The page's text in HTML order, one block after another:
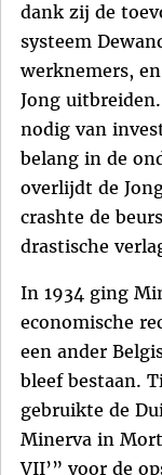
dank zij de
systeem
werknemers,
Jong
nodig van
belang in de
overlijdt de
crashte de
drastische
In 1934 ging
economische
een ander
bleef bestaan.
gebruikte de
Minerva in
VII’” voor de